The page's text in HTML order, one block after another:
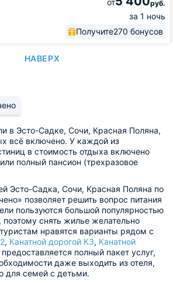
от руб.
за 1 ночь
Получите270 бонусов
НАВЕРХ
в Эсто-Садке, Сочи, Красная Поляна,
всё включено. У каждой из
в стоимость отдыха включено
полный пансион (трехразовое
Эсто-Садка, Сочи, Красная Поляна по
позволяет решить вопрос питания
пользуются большой популярностью
снять жилье желательно
нравятся варианты рядом с
, Канатной дорогой К3, Канатной
полный пакет услуг,
даже выходить из отеля,
для семей с детьми.